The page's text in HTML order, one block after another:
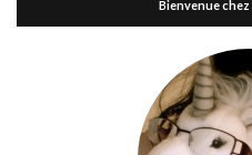
Bienvenue